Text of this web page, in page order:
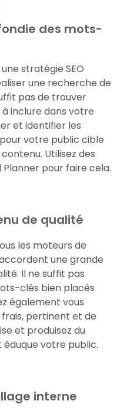
des mots-
stratégie SEO
une recherche de
pas de trouver
inclure dans votre
et identifier les
votre public cible
Utilisez des
pour faire cela.
de qualité
les moteurs de
une grande
Il ne suffit pas
clés bien placés
également vous
pertinent et de
et produisez du
votre public.
interne